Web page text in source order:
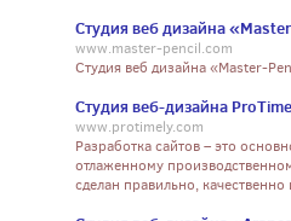
Студия веб дизайна
www.master-pencil.com
Студия веб дизайна «Master-
Студия веб-дизайна
www.protimely.com
Разработка сайтов – это
отлаженному
сделан правильно,